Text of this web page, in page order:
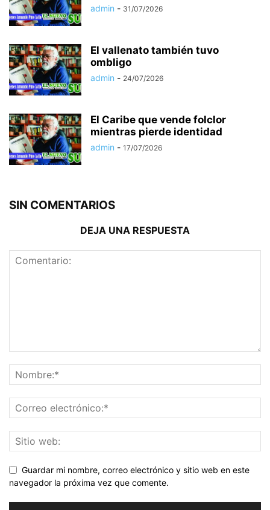
admin - 31/07/2026
El vallenato también tuvo
ombligo
admin - 24/07/2026
El Caribe que vende folclor
mientras pierde identidad
admin - 17/07/2026
SIN COMENTARIOS
DEJA UNA RESPUESTA
Guardar mi nombre, correo electrónico y sitio web en este
navegador la próxima vez que comente.